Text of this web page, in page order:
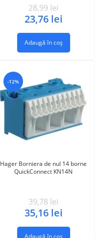
28,99 lei
23,76 lei
Adaugă în coș
-12%
Hager Borniera de nul 14 borne
QuickConnect KN14N
39,78 lei
35,16 lei
Adaugă în coș